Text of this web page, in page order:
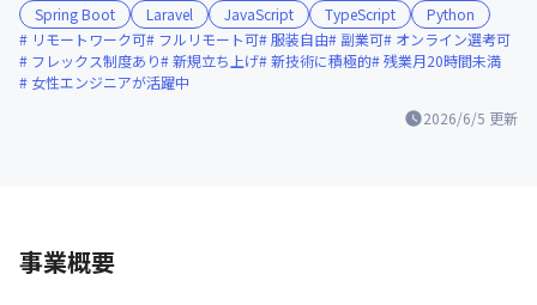
2026/6/5 更新
Spring Boot Laravel JavaScript TypeScript
Python
リモートワーク可
フルリモート可 服装自由 副業可
オンライン選考可
フレックス制度あり
新規立ち上げ 新技術に積極的 残業月20時間未満
女性エンジニアが活躍中
事業概要